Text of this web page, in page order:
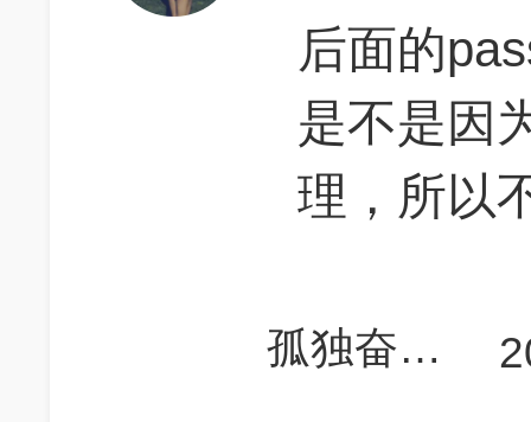
后面的
是不是因
理，所以
孤独奋战的胖橘子